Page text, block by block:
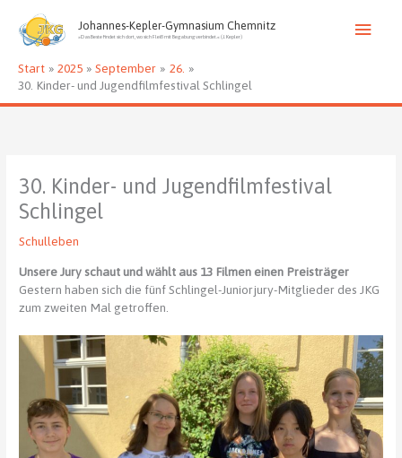
Inhalt
springen
Johannes-Kepler-Gymnasium Chemnitz
»Das Beste findet sich dort, wo sich Fleiß mit Begabung verbindet.« (J. Kepler)
Start 2025 September
26.
30. Kinder- und Jugendfilmfestival Schlingel
30. Kinder- und Jugendfilmfestival
Schlingel
Schulleben
Unsere Jury schaut und wählt aus 13 Filmen einen Preisträger
Gestern haben sich die fünf Schlingel-Juniorjury-Mitglieder des JKG
zum zweiten Mal getroffen.